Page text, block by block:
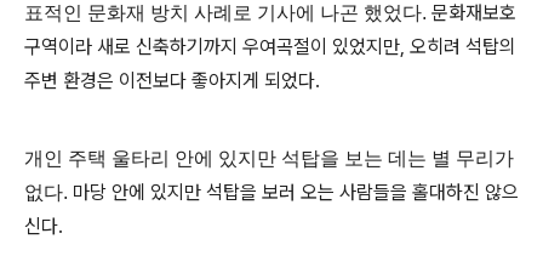
표적인 문화재 방치 사례로 기사에 나곤 했었다. 문화재보호
구역이라 새로 신축하기까지 우여곡절이 있었지만, 오히려 석탑의
주변 환경은 이전보다 좋아지게 되었다.
개인 주택 울타리 안에 있지만 석탑을 보는 데는 별 무리가
없다. 마당 안에 있지만 석탑을 보러 오는 사람들을 홀대하진 않으
신다.